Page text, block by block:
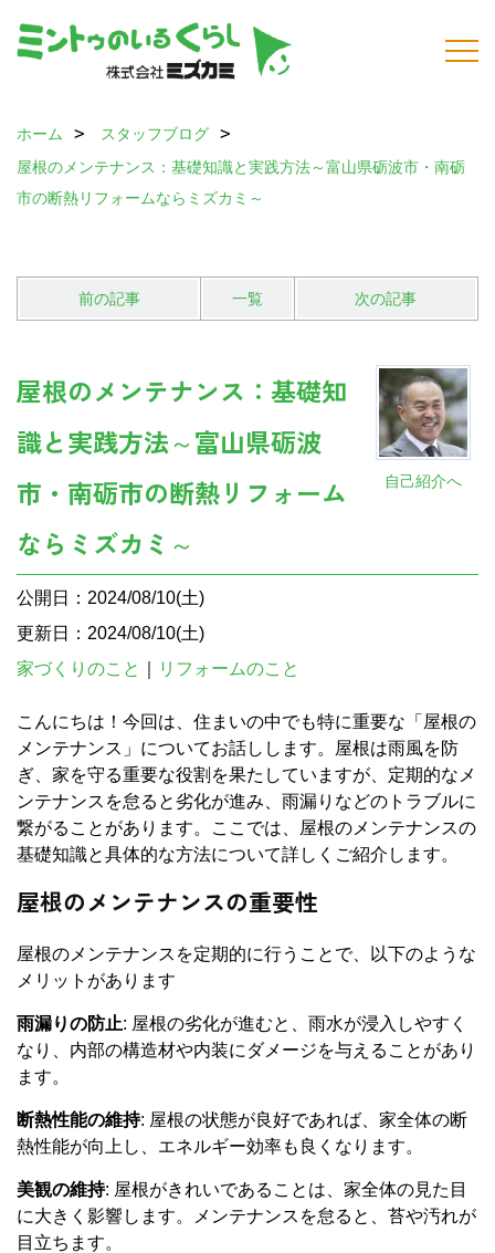
ホーム
スタッフブログ
屋根のメンテナンス：基礎知識と実践方法～富山県砺波市・南砺
市の断熱リフォームならミズカミ～
前の記事 一覧 次の記事
自己紹介へ
屋根のメンテナンス：基礎知
識と実践方法～富山県砺波
市・南砺市の断熱リフォーム
ならミズカミ～
公開日：2024/08/10(土)
更新日：2024/08/10(土)
家づくりのこと
リフォームのこと
こんにちは！今回は、住まいの中でも特に重要な「屋根の
メンテナンス」についてお話しします。屋根は雨風を防
ぎ、家を守る重要な役割を果たしていますが、定期的なメ
ンテナンスを怠ると劣化が進み、雨漏りなどのトラブルに
繋がることがあります。ここでは、屋根のメンテナンスの
基礎知識と具体的な方法について詳しくご紹介します。
屋根のメンテナンスの重要性
屋根のメンテナンスを定期的に行うことで、以下のような
メリットがあります
雨漏りの防止: 屋根の劣化が進むと、雨水が浸入しやすく
なり、内部の構造材や内装にダメージを与えることがあり
ます。
断熱性能の維持: 屋根の状態が良好であれば、家全体の断
熱性能が向上し、エネルギー効率も良くなります。
美観の維持: 屋根がきれいであることは、家全体の見た目
に大きく影響します。メンテナンスを怠ると、苔や汚れが
目立ちます。